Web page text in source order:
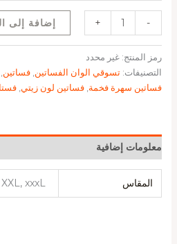
-
+ إضافة إلى
رمز المنتج: غير محدد
التصنيفات: تسوقي الوان الفساتين, فساتين,
فساتين سهرة فخمة, فساتين لون زيتي,
معلومات إضافية
المقاس xxxL